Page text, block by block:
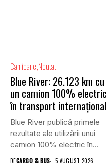
Camioane Noutati
Blue River: 26.123 km cu
un camion 100% electric
în transport internațional
Blue River publică primele
rezultate ale utilizării unui
camion 100% electric în...
DECARGO & BUS 5 AUGUST 2026